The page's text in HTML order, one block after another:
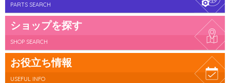
PARTS SEARCH
ショップを探す
SHOP SEARCH
お役立ち情報
USEFUL INFO